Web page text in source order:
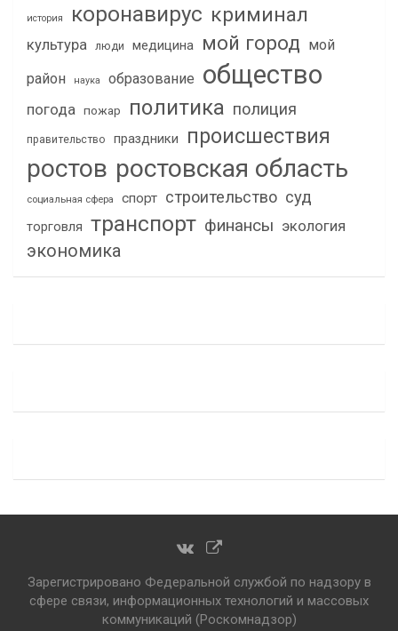
история коронавирус криминал
культура люди медицина мой город мой
район
наука образование общество
погода пожар политика полиция
правительство праздники происшествия
ростов ростовская область
социальная сфера спорт строительство суд
торговля транспорт финансы экология
экономика
Зарегистрировано Федеральной службой по надзору в
сфере связи, информационных технологий и массовых
коммуникаций (Роскомнадзор)